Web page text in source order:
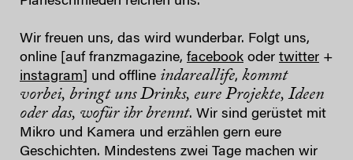
Wir freuen uns, das wird wunderbar. Folgt uns,
online [auf franzmagazine, facebook oder twitter +
instagram ] und offline indareallife, kommt
vorbei, bringt uns Drinks, eure Projekte, Ideen
oder das, wofür ihr brennt. Wir sind gerüstet mit
Mikro und Kamera und erzählen gern eure
Geschichten. Mindestens zwei Tage machen wir